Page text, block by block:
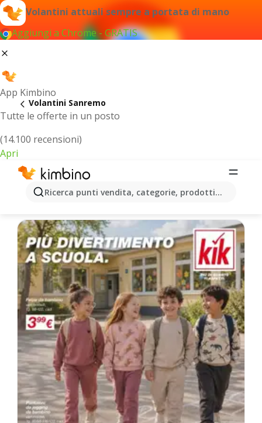
Volantini attuali sempre a portata di mano
Aggiungi a Chrome - GRATIS
App Kimbino
Tutte le offerte in un posto
(14.100 recensioni)
Apri
Ricerca punti vendita, categorie, prodotti...
Volantini Sanremo
Sanremo - Volantini più recenti